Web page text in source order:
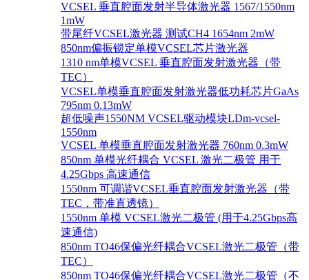
VCSEL 垂直腔面发射半导体激光器 1567/1550nm
1mW
带尾纤VCSEL激光器 测试CH4 1654nm 2mW
850nm偏振锁定单模VCSEL芯片激光器
1310 nm单模VCSEL 垂直腔面发射激光器（带
TEC）
VCSEL单模垂直腔面发射激光器低功耗芯片GaAs
795nm 0.13mW
超低噪声1550NM VCSEL驱动模块LDm-vcsel-
1550nm
VCSEL 单模垂直腔面发射激光器 760nm 0.3mW
850nm 单模光纤耦合 VCSEL 激光二极管 用于
4.25Gbps 高速通信
1550nm 可调谐VCSEL垂直腔面发射激光器（带
TEC，带准直透镜）
1550nm 单模 VCSEL激光二极管 (用于4.25Gbps高
速通信)
850nm TO46保偏光纤耦合VCSEL激光二极管（带
TEC）
850nm TO46保偏光纤耦合VCSEL激光二极管（不